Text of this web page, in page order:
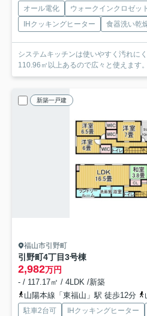
オール電化 ウォークインクロゼット
IHクッキングヒーター
食器洗い乾
システムキッチンは使いやすく汚れに
110.96㎡以上あるので広々と使えます
新築一戸建
福山市引野町
引野町4丁目3号棟
2,982万円
- / 117.17㎡ / 4LDK /新築
山陽本線「東福山」駅 徒歩12分
駐車2台可 IHクッキングヒーター